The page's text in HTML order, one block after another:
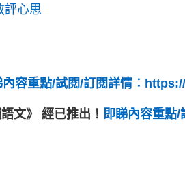
評心思
內容重點/試閱/訂閱詳情
文》 經已推出！ 即睇內容重點/